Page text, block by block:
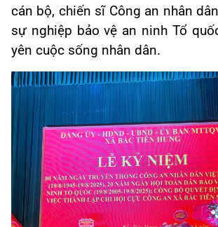
cán bộ, chiến sĩ Công an nhân
sự nghiệp bảo vệ an ninh Tổ
yên cuộc sống nhân dân.